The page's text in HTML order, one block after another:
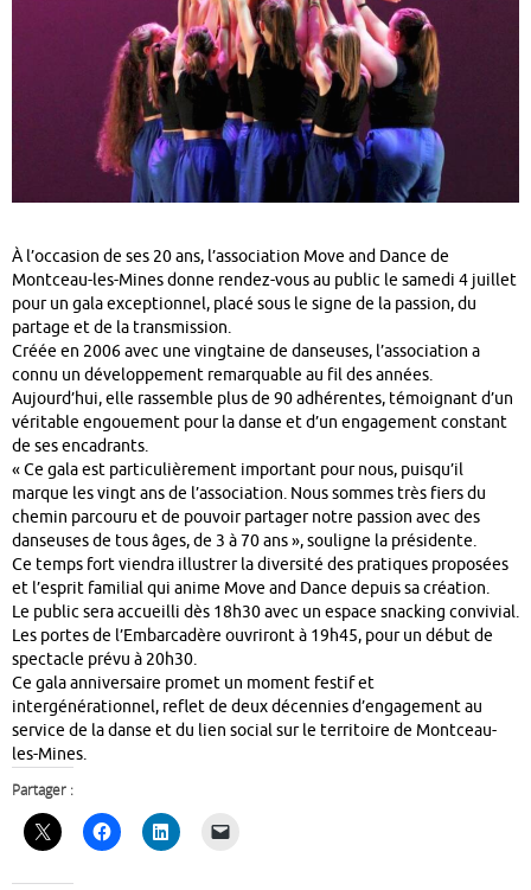
À l’occasion de ses 20 ans, l’association Move and Dance de
Montceau-les-Mines donne rendez-vous au public le samedi 4 juillet
pour un gala exceptionnel, placé sous le signe de la passion, du
partage et de la transmission.
Créée en 2006 avec une vingtaine de danseuses, l’association a
connu un développement remarquable au fil des années.
Aujourd’hui, elle rassemble plus de 90 adhérentes, témoignant d’un
véritable engouement pour la danse et d’un engagement constant
de ses encadrants.
« Ce gala est particulièrement important pour nous, puisqu’il
marque les vingt ans de l’association. Nous sommes très fiers du
chemin parcouru et de pouvoir partager notre passion avec des
danseuses de tous âges, de 3 à 70 ans », souligne la présidente.
Ce temps fort viendra illustrer la diversité des pratiques proposées
et l’esprit familial qui anime Move and Dance depuis sa création.
Le public sera accueilli dès 18h30 avec un espace snacking convivial.
Les portes de l’Embarcadère ouvriront à 19h45, pour un début de
spectacle prévu à 20h30.
Ce gala anniversaire promet un moment festif et
intergénérationnel, reflet de deux décennies d’engagement au
service de la danse et du lien social sur le territoire de Montceau-
les-Mines.
Partager :